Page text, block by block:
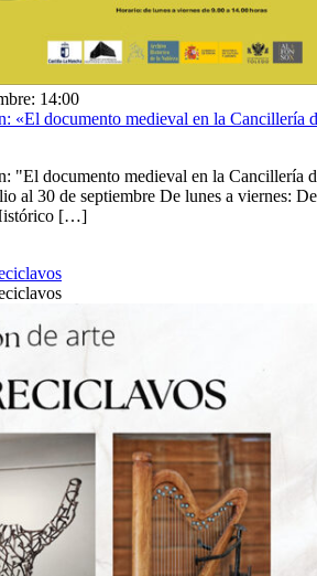
14:00
«El documento medieval en la Cancillería
"El documento medieval en la Cancillería
al 30 de septiembre De lunes a viernes: De
[…]